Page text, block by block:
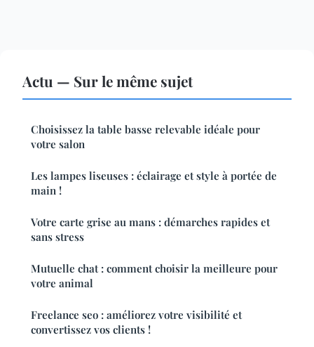
Actu — Sur le même sujet
Choisissez la table basse relevable idéale pour
votre salon
Les lampes liseuses : éclairage et style à portée de
main !
Votre carte grise au mans : démarches rapides et
sans stress
Mutuelle chat : comment choisir la meilleure pour
votre animal
Freelance seo : améliorez votre visibilité et
convertissez vos clients !